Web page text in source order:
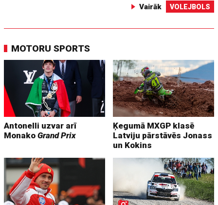
Vairāk VOLEJBOLS
MOTORU SPORTS
Antonelli uzvar arī
MonakoGrand Prix
Ķegumā MXGP klasē
Latviju pārstāvēs Jonass
un Kokins